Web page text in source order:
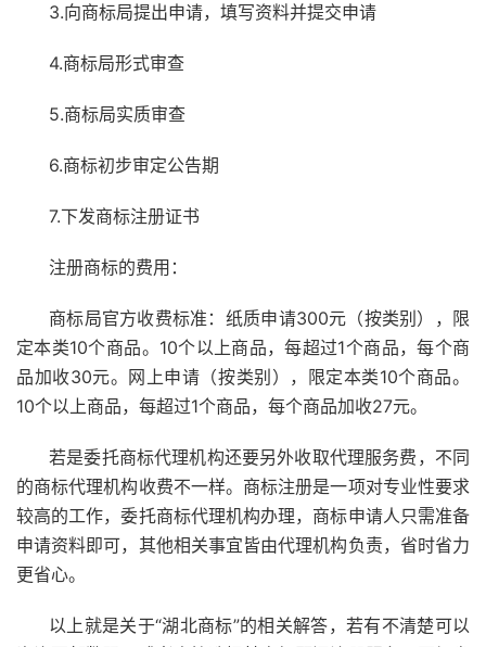
3.向商标局提出申请，填写资料并提交申请
4.商标局形式审查
5.商标局实质审查
6.商标初步审定公告期
7.下发商标注册证书
注册商标的费用：
商标局官方收费标准：纸质申请300元（按类别），限
定本类10个商品。10个以上商品，每超过1个商品，每个商
品加收30元。网上申请（按类别），限定本类10个商品。
10个以上商品，每超过1个商品，每个商品加收27元。
若是委托商标代理机构还要另外收取代理服务费，不同
的商标代理机构收费不一样。商标注册是一项对专业性要求
较高的工作，委托商标代理机构办理，商标申请人只需准备
申请资料即可，其他相关事宜皆由代理机构负责，省时省力
更省心。
以上就是关于“湖北商标”的相关解答，若有不清楚可以